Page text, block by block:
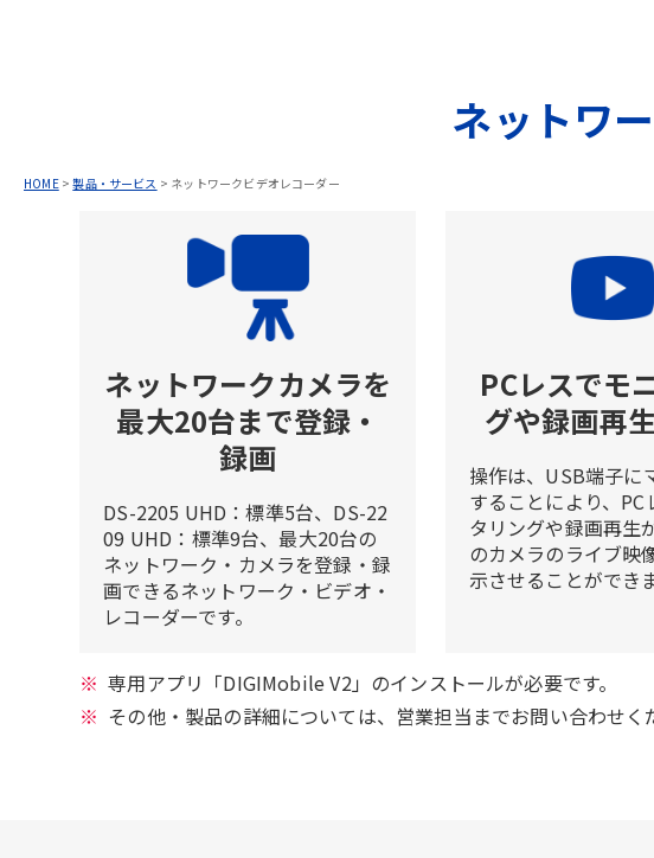
HOME>製品・サービス > ネットワークビデオレコーダー
ネットワ
ネットワークカメラを
最大20台まで登録・
録画
DS-2205 UHD：標準5台、DS-22
09 UHD：標準9台、最大20台の
ネットワーク・カメラを登録・録
画できるネットワーク・ビデオ・
レコーダーです。
PCレスでモ
グや録画再
操作は、USB端子に
することにより、PC
タリングや録画再生
のカメラのライブ映
示させることができ
専用アプリ「DIGIMobile V2」のインストールが必要です。
その他・製品の詳細については、営業担当までお問い合わせく